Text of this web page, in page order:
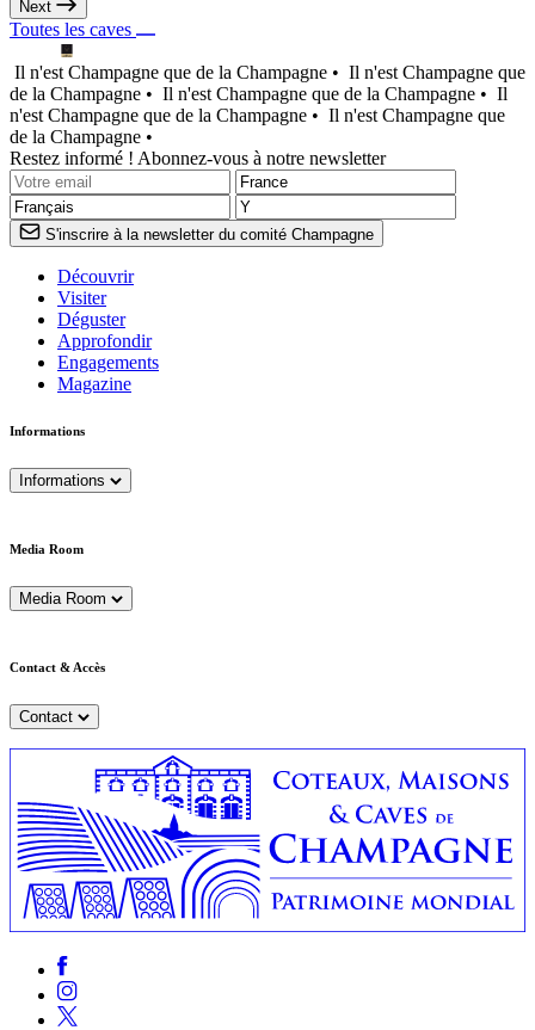
Next
Toutes les caves
Il n'est Champagne que de la Champagne • Il n'est Champagne que
de la Champagne • Il n'est Champagne que de la Champagne • Il
n'est Champagne que de la Champagne • Il n'est Champagne que
de la Champagne •
Restez informé ! Abonnez-vous à notre newsletter
S'inscrire à la newsletter du comité Champagne
Découvrir
Visiter
Déguster
Approfondir
Engagements
Magazine
Informations
Informations
Media Room
Media Room
Contact & Accès
Contact